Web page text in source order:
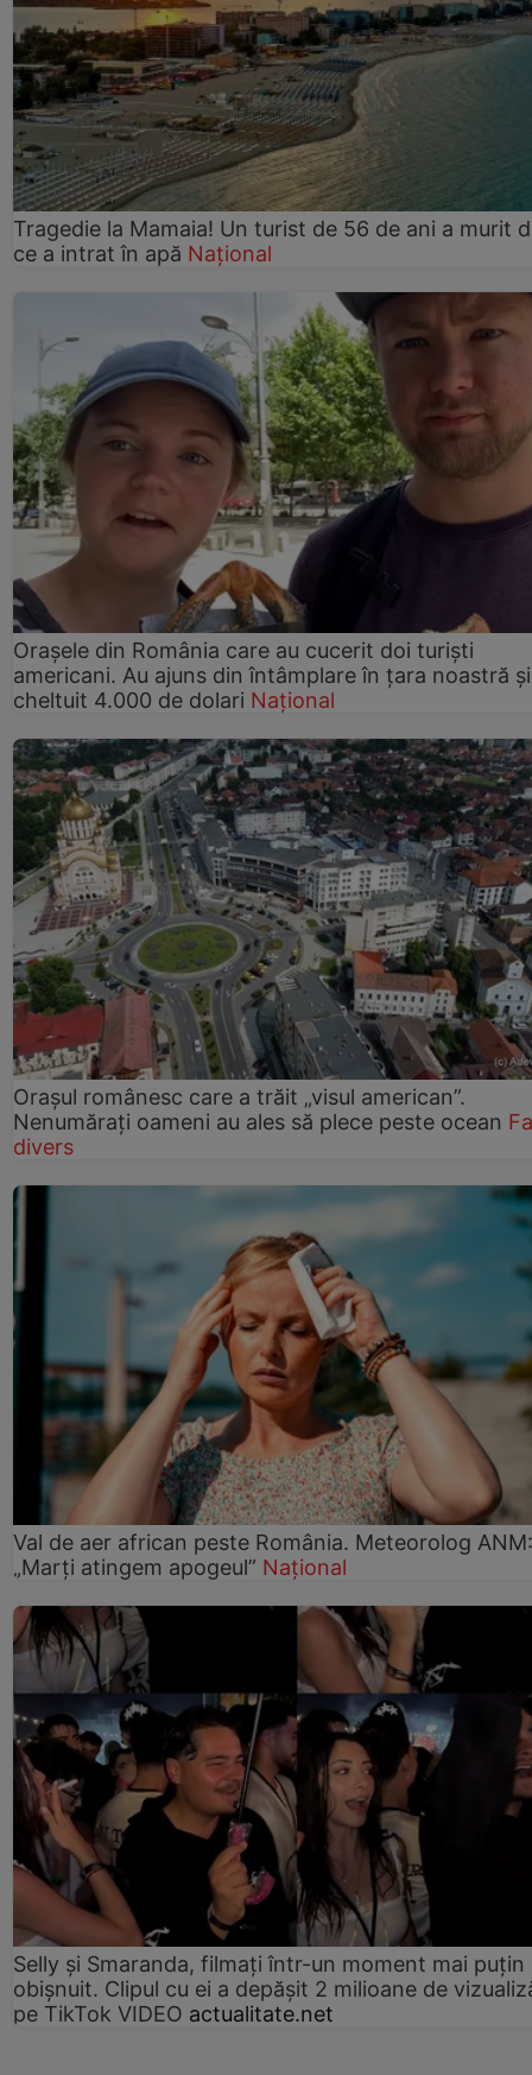
Tragedie la Mamaia! Un turist de 56 de ani a murit
ce a intrat în apă Național
Orașele din România care au cucerit doi turiști
americani. Au ajuns din întâmplare în țara noastră
cheltuit 4.000 de dolari Național
Orașul românesc care a trăit „visul american”.
Nenumărați oameni au ales să plece peste ocean
divers
Val de aer african peste România. Meteorolog ANM:
„Marți atingem apogeul” Național
Selly și Smaranda, filmați într-un moment mai puțin
obișnuit. Clipul cu ei a depășit 2 milioane de
pe TikTok VIDEO actualitate.net